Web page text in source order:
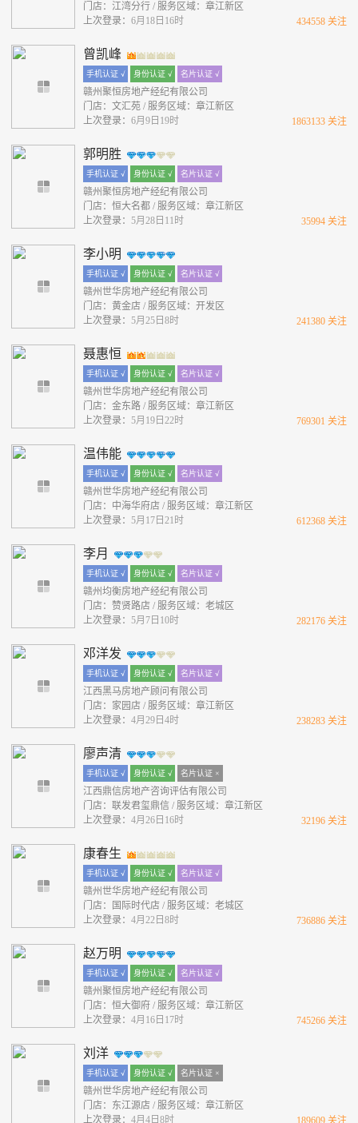
门店：江湾分行 / 服务区域：章江新区
上次登录： 6月18日16时 434558 关注
曾凯峰
手机认证 √ 身份认证 √ 名片认证 √
赣州聚恒房地产经纪有限公司
门店：文汇苑 / 服务区域：章江新区
上次登录： 6月9日19时 1863133 关注
郭明胜
手机认证 √ 身份认证 √ 名片认证 √
赣州聚恒房地产经纪有限公司
门店：恒大名都 / 服务区域：章江新区
上次登录： 5月28日11时 35994 关注
李小明
手机认证 √ 身份认证 √ 名片认证 √
赣州世华房地产经纪有限公司
门店：黄金店 / 服务区域：开发区
上次登录： 5月25日8时 241380 关注
聂惠恒
手机认证 √ 身份认证 √ 名片认证 √
赣州世华房地产经纪有限公司
门店：金东路 / 服务区域：章江新区
上次登录： 5月19日22时 769301 关注
温伟能
手机认证 √ 身份认证 √ 名片认证 √
赣州世华房地产经纪有限公司
门店：中海华府店 / 服务区域：章江新区
上次登录： 5月17日21时 612368 关注
李月
手机认证 √ 身份认证 √ 名片认证 √
赣州均衡房地产经纪有限公司
门店：赞贤路店 / 服务区域：老城区
上次登录： 5月7日10时 282176 关注
邓洋发
手机认证 √ 身份认证 √ 名片认证 √
江西黑马房地产顾问有限公司
门店：家园店 / 服务区域：章江新区
上次登录： 4月29日4时 238283 关注
廖声清
手机认证 √ 身份认证 √ 名片认证 ×
江西鼎信房地产咨询评估有限公司
门店：联发君玺鼎信 / 服务区域：章江新区
上次登录： 4月26日16时 32196 关注
康春生
手机认证 √ 身份认证 √ 名片认证 √
赣州世华房地产经纪有限公司
门店：国际时代店 / 服务区域：老城区
上次登录： 4月22日8时 736886 关注
赵万明
手机认证 √ 身份认证 √ 名片认证 √
赣州聚恒房地产经纪有限公司
门店：恒大御府 / 服务区域：章江新区
上次登录： 4月16日17时 745266 关注
刘洋
手机认证 √ 身份认证 √ 名片认证 ×
赣州世华房地产经纪有限公司
门店：东江源店 / 服务区域：章江新区
上次登录： 4月4日8时 189609 关注